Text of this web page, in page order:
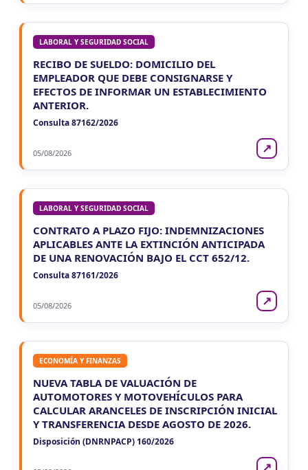
LABORAL Y SEGURIDAD SOCIAL
RECIBO DE SUELDO: DOMICILIO DEL
EMPLEADOR QUE DEBE CONSIGNARSE Y
EFECTOS DE INFORMAR UN ESTABLECIMIENTO
ANTERIOR.
Consulta 87162/2026
05/08/2026 ↗
LABORAL Y SEGURIDAD SOCIAL
CONTRATO A PLAZO FIJO: INDEMNIZACIONES
APLICABLES ANTE LA EXTINCIÓN ANTICIPADA
DE UNA RENOVACIÓN BAJO EL CCT 652/12.
Consulta 87161/2026
05/08/2026 ↗
ECONOMÍA Y FINANZAS
NUEVA TABLA DE VALUACIÓN DE
AUTOMOTORES Y MOTOVEHÍCULOS PARA
CALCULAR ARANCELES DE INSCRIPCIÓN INICIAL
Y TRANSFERENCIA DESDE AGOSTO DE 2026.
Disposición (DNRNPACP) 160/2026